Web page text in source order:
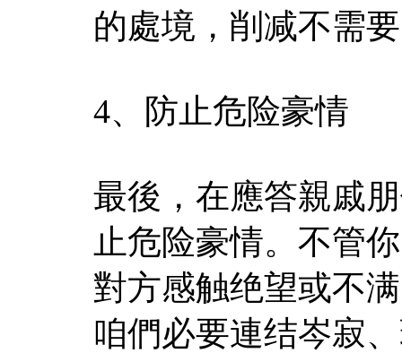
的處境，削减不需
4、防止危险豪情
最後，在應答親戚
止危险豪情。不管
對方感触绝望或不
咱們必要連结岑寂